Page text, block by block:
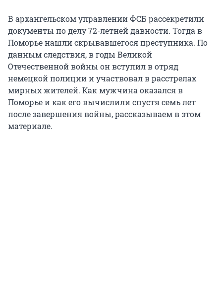
В архангельском управлении ФСБ рассекретили
документы по делу 72-летней давности. Тогда в
Поморье нашли скрывавшегося преступника. По
данным следствия, в годы Великой
Отечественной войны он вступил в отряд
немецкой полиции и участвовал в расстрелах
мирных жителей. Как мужчина оказался в
Поморье и как его вычислили спустя семь лет
после завершения войны, рассказываем в этом
материале.